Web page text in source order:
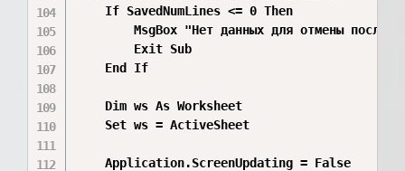
    If SavedNumLines <= 0 Then
MsgBox "Нет данных для отмены
        Exit Sub
    End If
    Dim ws As Worksheet
    Set ws = ActiveSheet
    Application.ScreenUpdating = False